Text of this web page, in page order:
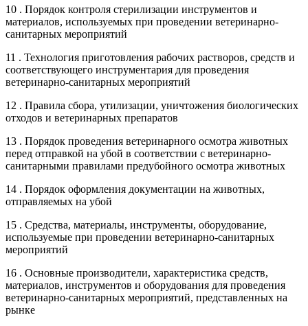
10 . Порядок контроля стерилизации инструментов и
материалов, используемых при проведении ветеринарно-
санитарных мероприятий
11 . Технология приготовления рабочих растворов, средств и
соответствующего инструментария для проведения
ветеринарно-санитарных мероприятий
12 . Правила сбора, утилизации, уничтожения биологических
отходов и ветеринарных препаратов
13 . Порядок проведения ветеринарного осмотра животных
перед отправкой на убой в соответствии с ветеринарно-
санитарными правилами предубойного осмотра животных
14 . Порядок оформления документации на животных,
отправляемых на убой
15 . Средства, материалы, инструменты, оборудование,
используемые при проведении ветеринарно-санитарных
мероприятий
16 . Основные производители, характеристика средств,
материалов, инструментов и оборудования для проведения
ветеринарно-санитарных мероприятий, представленных на
рынке